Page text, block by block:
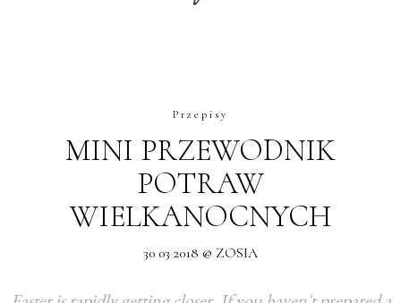
Przepisy
MINI PRZEWODNIK
POTRAW
WIELKANOCNYCH
30 03 2018 @ ZOSIA